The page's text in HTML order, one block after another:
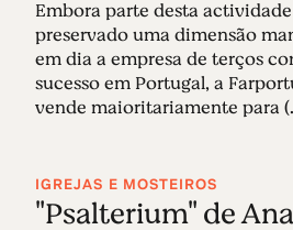
Embora parte desta
preservado uma dimensão
em dia a empresa de terços
sucesso em Portugal, a
vende maioritariamente para
IGREJAS E MOSTEIROS
"Psalterium" de Ana